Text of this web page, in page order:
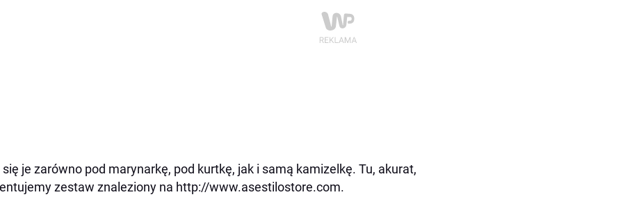
je zarówno pod marynarkę, pod kurtkę, jak i samą kamizelkę. Tu, akurat,
zestaw znaleziony na http://www.asestilostore.com.